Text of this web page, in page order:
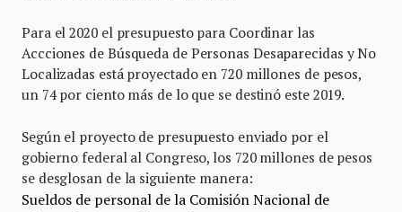
Para el 2020 el presupuesto para Coordinar las
Accciones de Búsqueda de Personas Desaparecidas y No
Localizadas está proyectado en 720 millones de pesos,
un 74 por ciento más de lo que se destinó este 2019.
Según el proyecto de presupuesto enviado por el
gobierno federal al Congreso, los 720 millones de pesos
se desglosan de la siguiente manera:
Sueldos de personal de la Comisión Nacional de